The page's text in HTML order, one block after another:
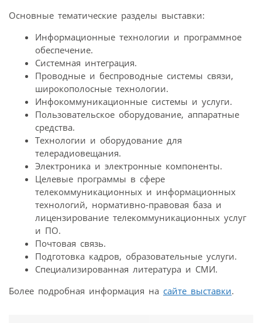
Основные тематические разделы выставки:
Информационные технологии и программное
обеспечение.
Системная интеграция.
Проводные и беспроводные системы связи,
широкополосные технологии.
Инфокоммуникационные системы и услуги.
Пользовательское оборудование, аппаратные
средства.
Технологии и оборудование для
телерадиовещания.
Электроника и электронные компоненты.
Целевые программы в сфере
телекоммуникационных и информационных
технологий, нормативно-правовая база и
лицензирование телекоммуникационных услуг
и ПО.
Почтовая связь.
Подготовка кадров, образовательные услуги.
Специализированная литература и СМИ.
Более подробная информация на сайте выставки.